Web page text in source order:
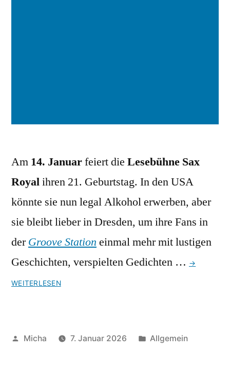
Am 14. Januarfeiert die Lesebühne Sax
Royalihren 21. Geburtstag. In den USA
könnte sie nun legal Alkohol erwerben, aber
sie bleibt lieber in Dresden, um ihre Fans in
derGroove Station einmal mehr mit lustigen
Geschichten, verspielten Gedichten … →
WEITERLESEN
Veröffentlicht
Micha 7. Januar 2026
Veröffentlicht
Allgemein